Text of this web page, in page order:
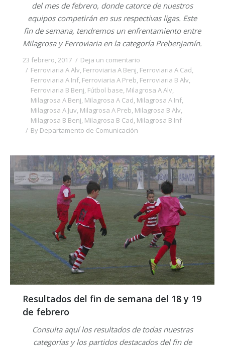
del mes de febrero, donde catorce de nuestros
equipos competirán en sus respectivas ligas. Este
fin de semana, tendremos un enfrentamiento entre
Milagrosa y Ferroviaria en la categoría Prebenjamín.
23 febrero, 2017
Deja un comentario
Ferroviaria A Alv, Ferroviaria A Benj, Ferroviaria A Cad,
Ferroviaria A Inf, Ferroviaria A Preb, Ferroviaria B Alv,
Ferroviaria B Benj, Fútbol base, Milagrosa A Alv,
Milagrosa A Benj, Milagrosa A Cad, Milagrosa A Inf,
Milagrosa A Juv, Milagrosa A Preb, Milagrosa B Alv,
Milagrosa B Benj, Milagrosa B Cad, Milagrosa B Inf
By Departamento de Comunicación
Resultados del fin de semana del 18 y 19
de febrero
Consulta aquí los resultados de todas nuestras
categorías y los partidos destacados del fin de